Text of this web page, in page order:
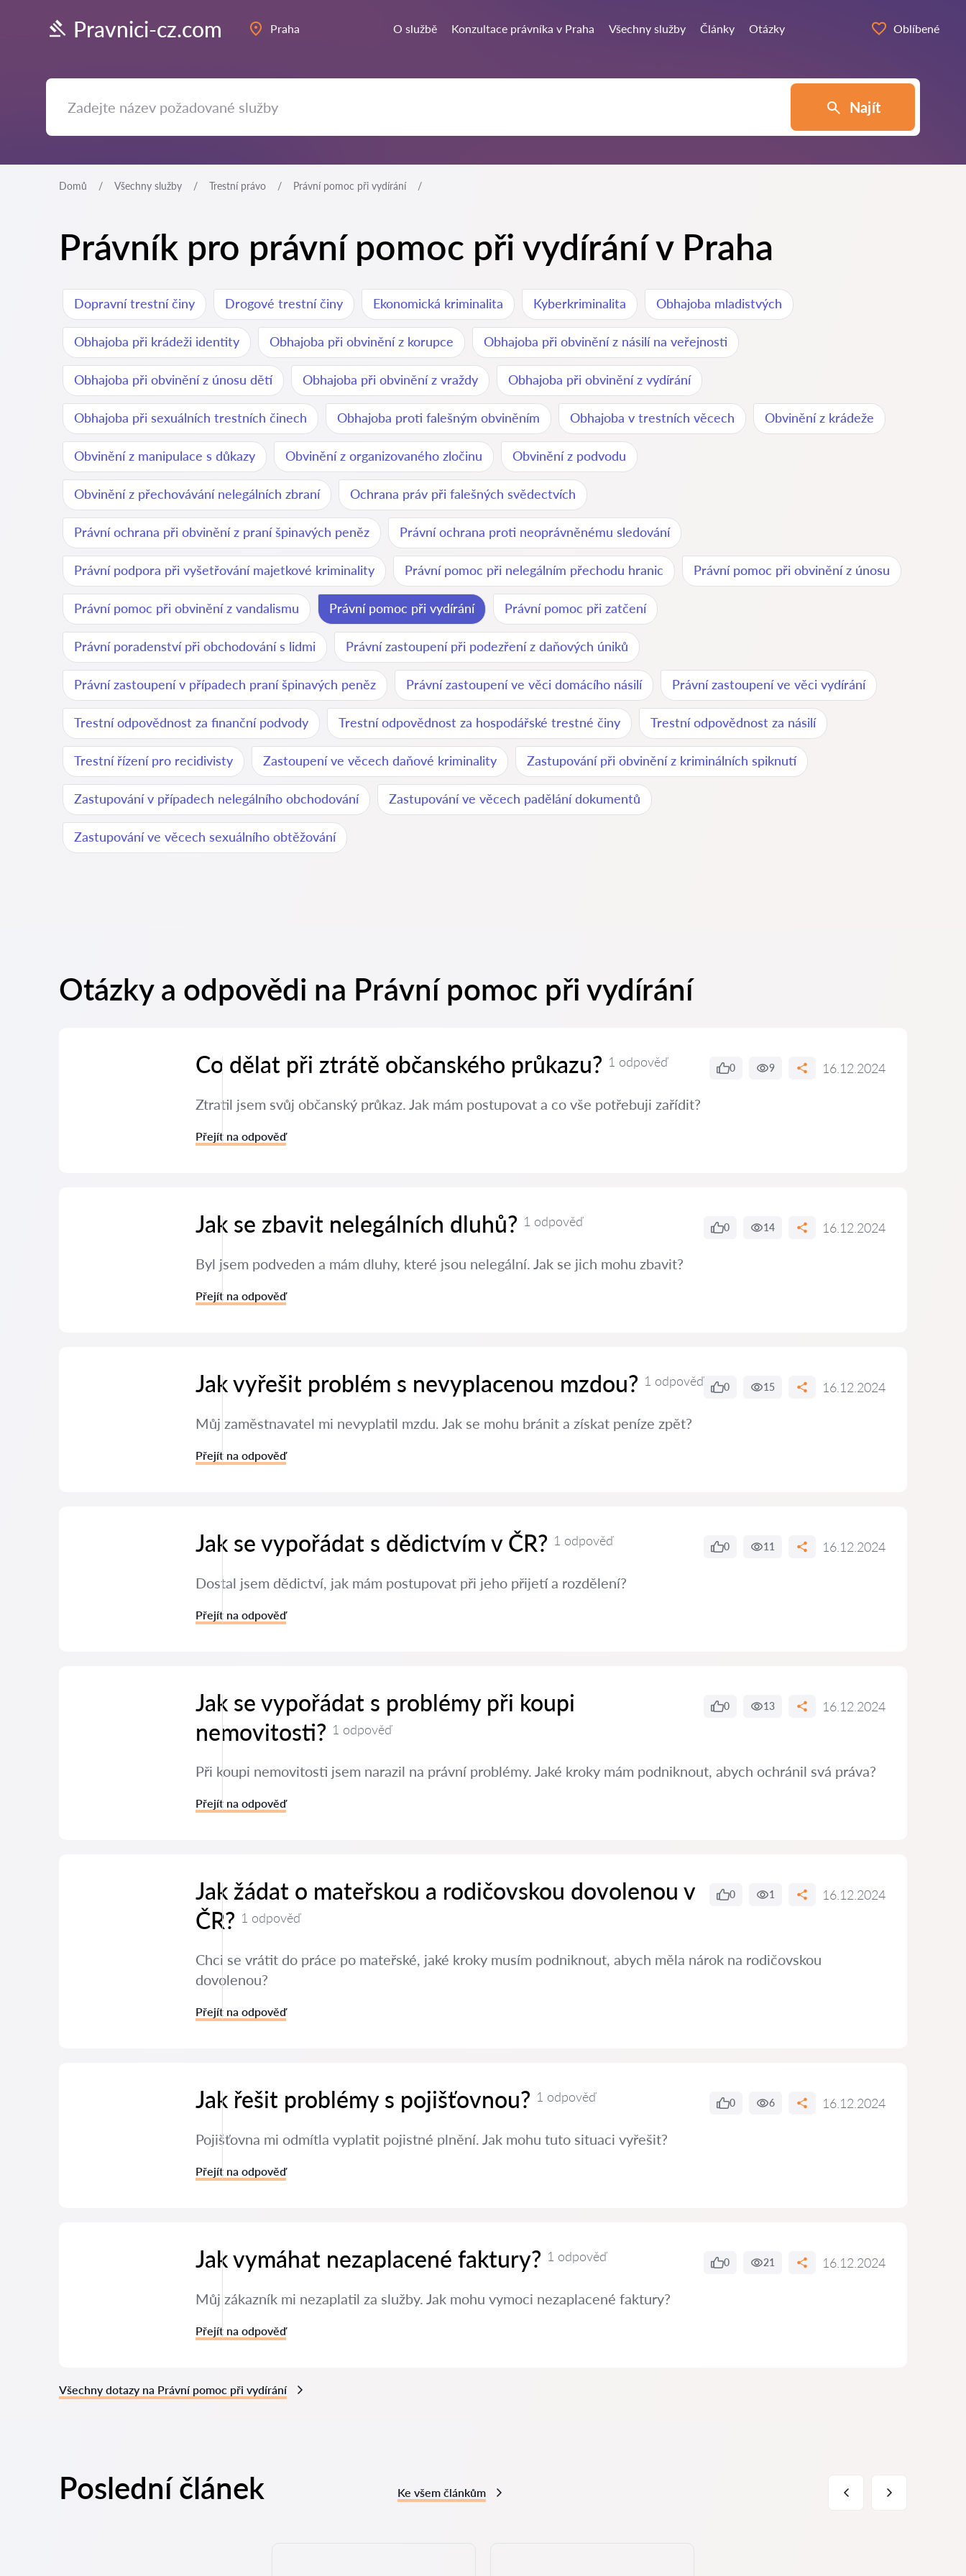
Pravnici-cz.com Praha O službě Konzultace právníka v Praha Všechny služby Články Otázky Oblíbené
Najít
Domů Všechny služby Trestní právo Právní pomoc při vydírání
Právník pro právní pomoc při vydírání v Praha
Dopravní trestní činy Drogové trestní činy Ekonomická kriminalita Kyberkriminalita Obhajoba mladistvých
Obhajoba při krádeži identity Obhajoba při obvinění z korupce Obhajoba při obvinění z násilí na veřejnosti
Obhajoba při obvinění z únosu dětí Obhajoba při obvinění z vraždy Obhajoba při obvinění z vydírání
Obhajoba při sexuálních trestních činech Obhajoba proti falešným obviněním Obhajoba v trestních věcech Obvinění z krádeže
Obvinění z manipulace s důkazy Obvinění z organizovaného zločinu Obvinění z podvodu
Obvinění z přechovávání nelegálních zbraní Ochrana práv při falešných svědectvích
Právní ochrana při obvinění z praní špinavých peněz Právní ochrana proti neoprávněnému sledování
Právní podpora při vyšetřování majetkové kriminality Právní pomoc při nelegálním přechodu hranic Právní pomoc při obvinění z únosu
Právní pomoc při obvinění z vandalismu Právní pomoc při vydírání Právní pomoc při zatčení
Právní poradenství při obchodování s lidmi Právní zastoupení při podezření z daňových úniků
Právní zastoupení v případech praní špinavých peněz Právní zastoupení ve věci domácího násilí Právní zastoupení ve věci vydírání
Trestní odpovědnost za finanční podvody Trestní odpovědnost za hospodářské trestné činy Trestní odpovědnost za násilí
Trestní řízení pro recidivisty Zastoupení ve věcech daňové kriminality Zastupování při obvinění z kriminálních spiknutí
Zastupování v případech nelegálního obchodování Zastupování ve věcech padělání dokumentů
Zastupování ve věcech sexuálního obtěžování
Otázky a odpovědi na Právní pomoc při vydírání
Co dělat při ztrátě občanského průkazu? 1 odpověď 0 9 16.12.2024
Ztratil jsem svůj občanský průkaz. Jak mám postupovat a co vše potřebuji zařídit?
Přejít na odpověď
Jak se zbavit nelegálních dluhů? 1 odpověď 0 14 16.12.2024
Byl jsem podveden a mám dluhy, které jsou nelegální. Jak se jich mohu zbavit?
Přejít na odpověď
Jak vyřešit problém s nevyplacenou mzdou? 1 odpověď 0 15 16.12.2024
Můj zaměstnavatel mi nevyplatil mzdu. Jak se mohu bránit a získat peníze zpět?
Přejít na odpověď
Jak se vypořádat s dědictvím v ČR? 1 odpověď 0 11 16.12.2024
Dostal jsem dědictví, jak mám postupovat při jeho přijetí a rozdělení?
Přejít na odpověď
Jak se vypořádat s problémy při koupi
nemovitosti? 1 odpověď
0 13 16.12.2024
Při koupi nemovitosti jsem narazil na právní problémy. Jaké kroky mám podniknout, abych ochránil svá práva?
Přejít na odpověď
Jak žádat o mateřskou a rodičovskou dovolenou v
ČR? 1 odpověď
0 1 16.12.2024
Chci se vrátit do práce po mateřské, jaké kroky musím podniknout, abych měla nárok na rodičovskou
dovolenou?
Přejít na odpověď
Jak řešit problémy s pojišťovnou? 1 odpověď 0 6 16.12.2024
Pojišťovna mi odmítla vyplatit pojistné plnění. Jak mohu tuto situaci vyřešit?
Přejít na odpověď
Jak vymáhat nezaplacené faktury? 1 odpověď 0 21 16.12.2024
Můj zákazník mi nezaplatil za služby. Jak mohu vymoci nezaplacené faktury?
Přejít na odpověď
Všechny dotazy na Právní pomoc při vydírání
Poslední článek Ke všem článkům